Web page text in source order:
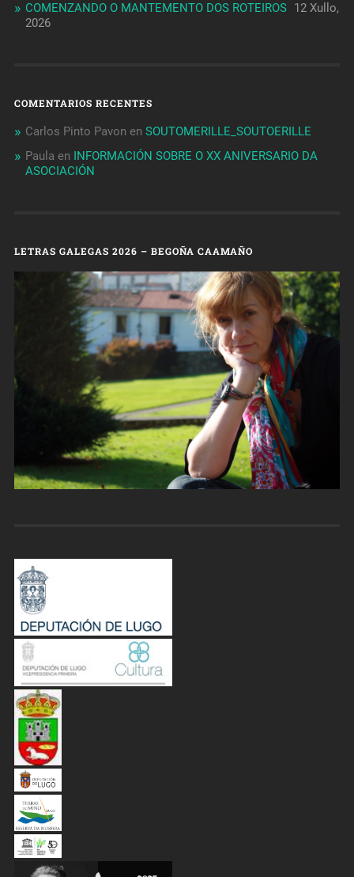
COMENZANDO O MANTEMENTO DOS ROTEIROS 12 Xullo,
2026
COMENTARIOS RECENTES
Carlos Pinto Pavon en SOUTOMERILLE_SOUTOERILLE
Paula en
INFORMACIÓN SOBRE O XX ANIVERSARIO DA
ASOCIACIÓN
LETRAS GALEGAS 2026 – BEGOÑA CAAMAÑO